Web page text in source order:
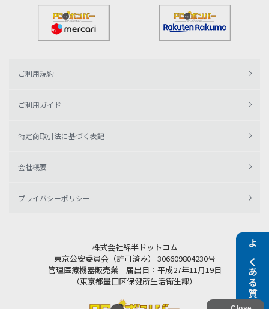
よくある質問
ご利用規約
ご利用ガイド
特定商取引法に基づく表記
会社概要
プライバシーポリシー
株式会社綿半ドットコム
東京公安委員会（許可済み） 306609804230号
管理医療機器販売業 届出日：平成27年11月19日
（東京都墨田区保健所生活衛生課）